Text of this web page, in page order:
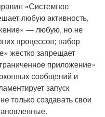
«Системное
любую активность,
— любую, но не
процессов; набор
жестко запрещает
приложение»
сообщений и
запуск
только создавать свои